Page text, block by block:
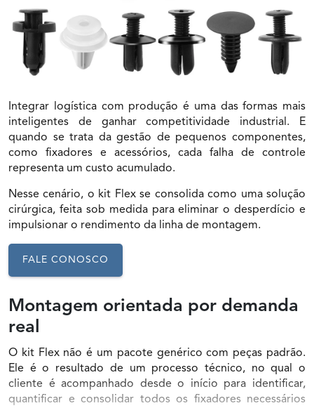
Integrar logística com produção é uma das formas mais
inteligentes de ganhar competitividade industrial. E
quando se trata da gestão de pequenos componentes,
como fixadores e acessórios, cada falha de controle
representa um custo acumulado.
Nesse cenário, o kit Flex se consolida como uma solução
cirúrgica, feita sob medida para eliminar o desperdício e
impulsionar o rendimento da linha de montagem.
FALE CONOSCO
Montagem orientada por demanda
real
O kit Flex não é um pacote genérico com peças padrão.
Ele é o resultado de um processo técnico, no qual o
cliente é acompanhado desde o início para identificar,
quantificar e consolidar todos os fixadores necessários